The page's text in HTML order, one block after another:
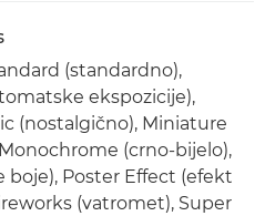
(standardno),
ekspozicije),
(nostalgično), Miniature
(crno-bijelo),
boje), Poster Effect (efekt
(vatromet), Super